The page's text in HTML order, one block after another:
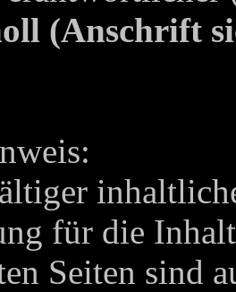
(Anschrift
für die
Seiten sind